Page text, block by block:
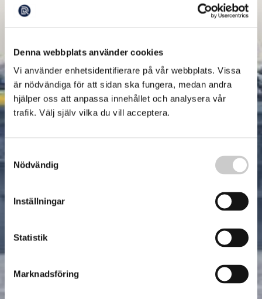
Denna webbplats använder cookies
Vi använder enhetsidentifierare på vår webbplats. Vissa
är nödvändiga för att sidan ska fungera, medan andra
hjälper oss att anpassa innehållet och analysera vår
trafik. Välj själv vilka du vill acceptera.
Nödvändig
Inställningar
Statistik
Marknadsföring